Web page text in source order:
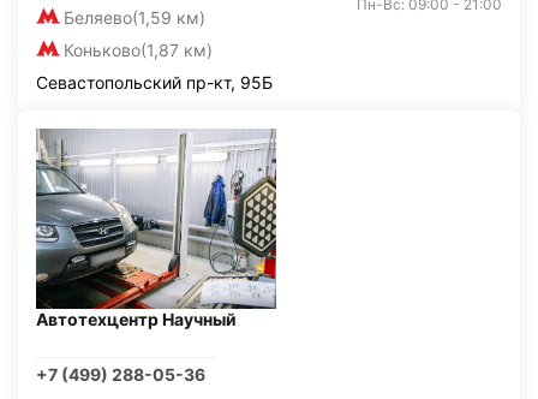
Беляево(1,59 км)
Коньково(1,87 км)
Пн-Вс: 09:00 - 21:00
Севастопольский пр-кт, 95Б
Автотехцентр Научный
+7 (499) 288-05-36